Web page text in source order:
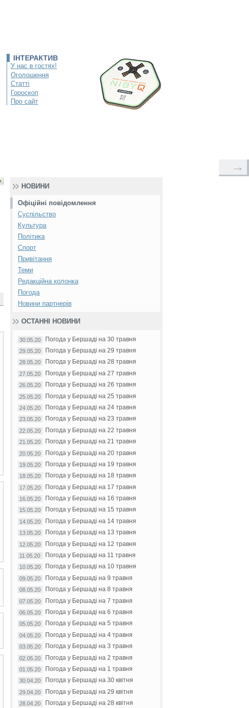
ІНТЕРАКТИВ
У нас в гостях!
Оголошення
Статті
Гороскоп
Про сайт
→
НОВИНИ
Офіційні повідомлення
Суспільство
Культура
Політика
Спорт
Привітання
Теми
Редакційна колонка
Погода
Новини партнерів
ОСТАННІ НОВИНИ
30.05.20 Погода у Бершаді на 30 травня
29.05.20 Погода у Бершаді на 29 травня
28.05.20 Погода у Бершаді на 28 травня
27.05.20 Погода у Бершаді на 27 травня
26.05.20 Погода у Бершаді на 26 травня
25.05.20 Погода у Бершаді на 25 травня
24.05.20 Погода у Бершаді на 24 травня
23.05.20 Погода у Бершаді на 23 травня
22.05.20 Погода у Бершаді на 22 травня
21.05.20 Погода у Бершаді на 21 травня
20.05.20 Погода у Бершаді на 20 травня
19.05.20 Погода у Бершаді на 19 травня
18.05.20 Погода у Бершаді на 18 травня
17.05.20 Погода у Бершаді на 17 травня
16.05.20 Погода у Бершаді на 16 травня
15.05.20 Погода у Бершаді на 15 травня
14.05.20 Погода у Бершаді на 14 травня
13.05.20 Погода у Бершаді на 13 травня
12.05.20 Погода у Бершаді на 12 травня
11.05.20 Погода у Бершаді на 11 травня
10.05.20 Погода у Бершаді на 10 травня
09.05.20 Погода у Бершаді на 9 травня
08.05.20 Погода у Бершаді на 8 травня
07.05.20 Погода у Бершаді на 7 травня
06.05.20 Погода у Бершаді на 6 травня
05.05.20 Погода у Бершаді на 5 травня
04.05.20 Погода у Бершаді на 4 травня
03.05.20 Погода у Бершаді на 3 травня
02.05.20 Погода у Бершаді на 2 травня
01.05.20 Погода у Бершаді на 1 травня
30.04.20 Погода у Бершаді на 30 квітня
29.04.20 Погода у Бершаді на 29 квітня
28.04.20 Погода у Бершаді на 28 квітня